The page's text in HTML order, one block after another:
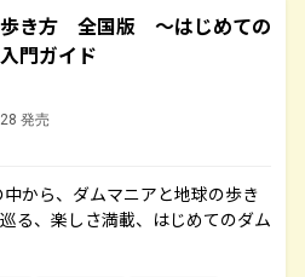
き方 全国版 ～はじめての
門ガイド
発売
から、ダムマニアと地球の歩き
る、楽しさ満載、はじめてのダム